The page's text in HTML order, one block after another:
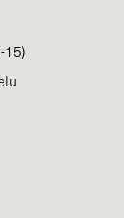
15)